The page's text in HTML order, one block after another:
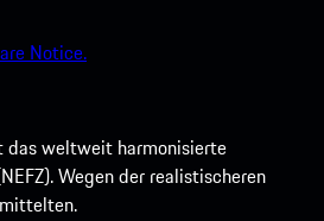
Notice.
das weltweit harmonisierte
Wegen der realistischeren